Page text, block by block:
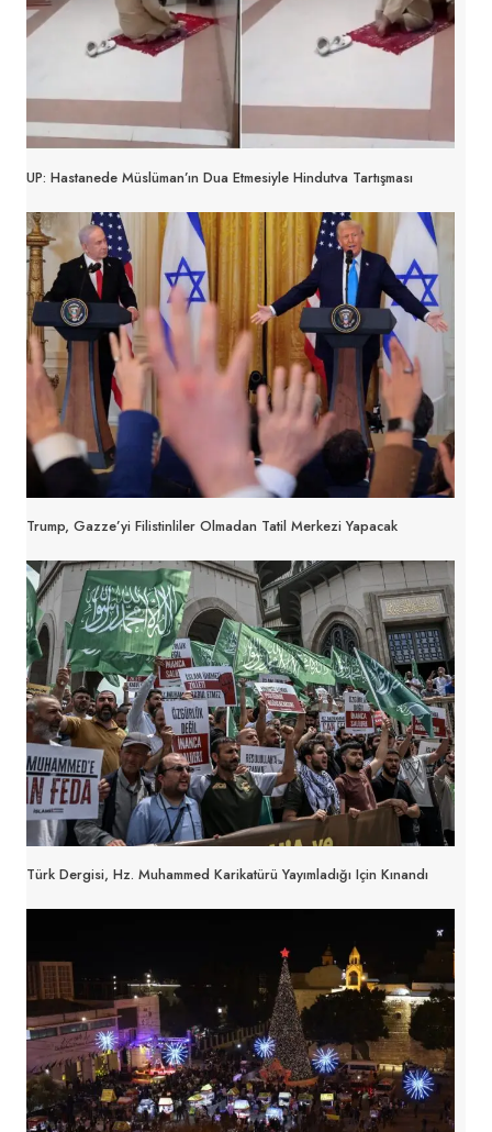
UP: Hastanede Müslüman’ın Dua Etmesiyle Hindutva Tartışması
Trump, Gazze’yi Filistinliler Olmadan Tatil Merkezi Yapacak
Türk Dergisi, Hz. Muhammed Karikatürü Yayımladığı Için Kınandı